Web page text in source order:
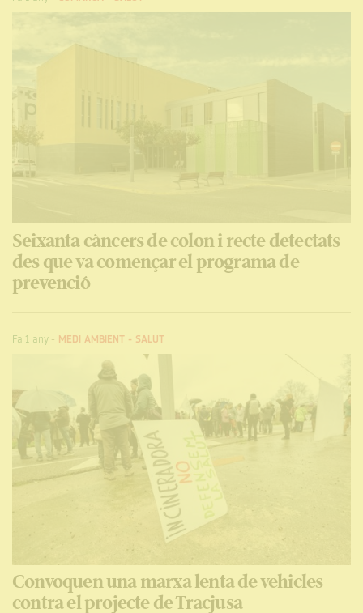
Seixanta càncers de colon i recte detectats
des que va començar el programa de
prevenció
Fa 1 any- MEDI AMBIENT - SALUT
Convoquen una marxa lenta de vehicles
contra el projecte de Tracjusa